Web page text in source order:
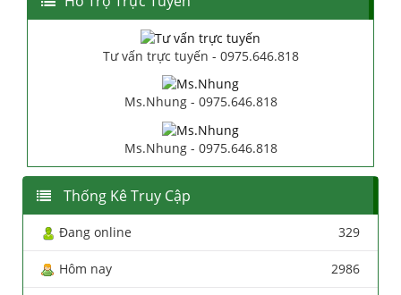
Tư vấn trực tuyến - 0975.646.818
Ms.Nhung - 0975.646.818
Ms.Nhung - 0975.646.818
Thống Kê Truy Cập
Đang online 329
Hôm nay 2986